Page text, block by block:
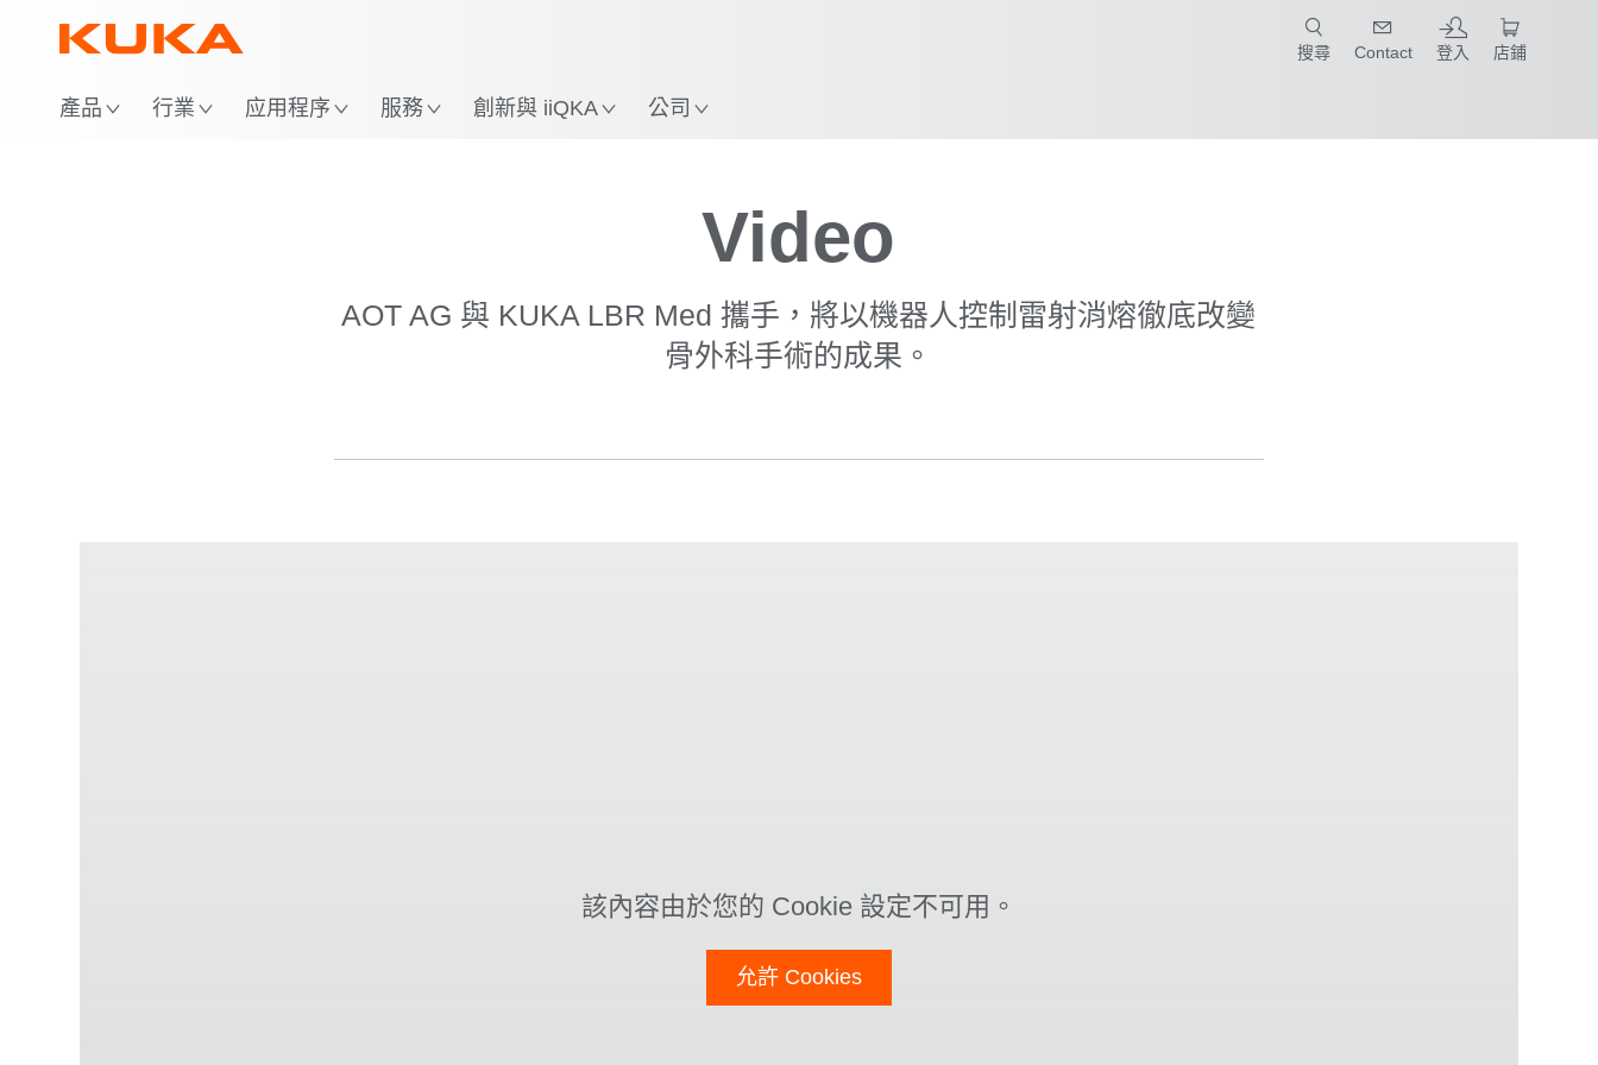
產品 行業 应用程序 服務 創新與 iiQKA 公司
搜尋 Contact 登入 店鋪
Video
AOT AG 與 KUKA LBR Med 攜手，將以機器人控制雷射消熔徹底改變
骨外科手術的成果。
該內容由於您的 Cookie 設定不可用。
允許 Cookies